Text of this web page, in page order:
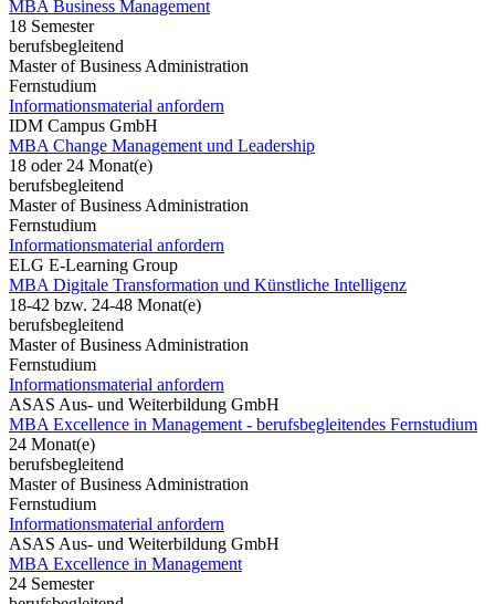
MBA Business Management
18 Semester
berufsbegleitend
Master of Business Administration
Fernstudium
Informationsmaterial anfordern
IDM Campus GmbH
MBA Change Management und Leadership
18 oder 24 Monat(e)
berufsbegleitend
Master of Business Administration
Fernstudium
Informationsmaterial anfordern
ELG E-Learning Group
MBA Digitale Transformation und Künstliche Intelligenz
18-42 bzw. 24-48 Monat(e)
berufsbegleitend
Master of Business Administration
Fernstudium
Informationsmaterial anfordern
ASAS Aus- und Weiterbildung GmbH
MBA Excellence in Management - berufsbegleitendes Fernstudium
24 Monat(e)
berufsbegleitend
Master of Business Administration
Fernstudium
Informationsmaterial anfordern
ASAS Aus- und Weiterbildung GmbH
MBA Excellence in Management
24 Semester